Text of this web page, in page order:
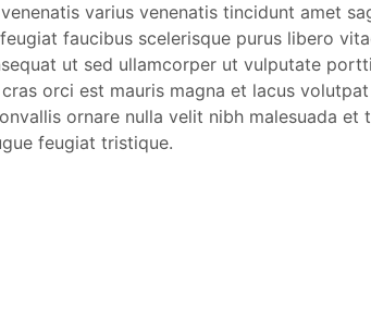
varius venenatis tincidunt amet
faucibus scelerisque purus libero
ut sed ullamcorper ut vulputate
orci est mauris magna et lacus
ornare nulla velit nibh malesuada et
feugiat tristique.